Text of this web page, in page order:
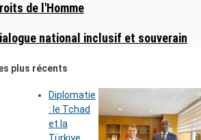
de l'Homme
national inclusif et souverain
plus récents
Diplomatie
: le Tchad
et la